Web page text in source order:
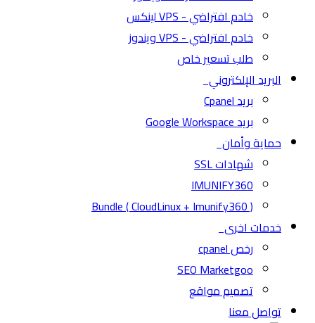
خادم افتراضي - VPS لينكس
خادم افتراضي - VPS ويندوز
طلب تسعير خاص
البريد الإلكتروني
بريد Cpanel
بريد Google Workspace
حماية وأمان
شهادات SSL
IMUNIFY360
( CloudLinux + Imunify360 ) Bundle
خدمات اخرى
رخص cpanel
SEO Marketgoo
تصميم مواقع
تواصل معنا